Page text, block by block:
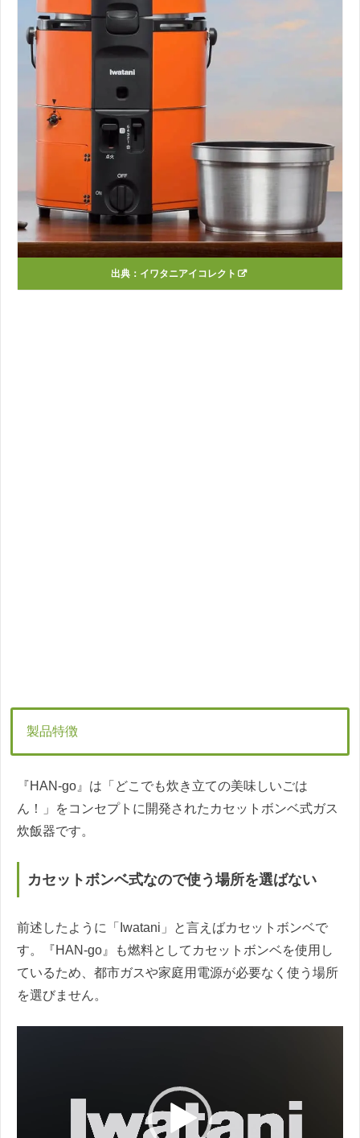
出典： イワタニアイコレクト
製品特徴
『HAN-go』は「どこでも炊き立ての美味しいごは
ん！」をコンセプトに開発されたカセットボンベ式ガス
炊飯器です。
カセットボンベ式なので使う場所を選ばない
前述したように「Iwatani」と言えばカセットボンベで
す。『HAN-go』も燃料としてカセットボンベを使用し
ているため、都市ガスや家庭用電源が必要なく使う場所
を選びません。